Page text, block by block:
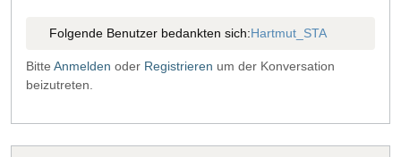
Folgende Benutzer bedankten sich:Hartmut_STA
Bitte Anmelden oder Registrieren um der Konversation
beizutreten.